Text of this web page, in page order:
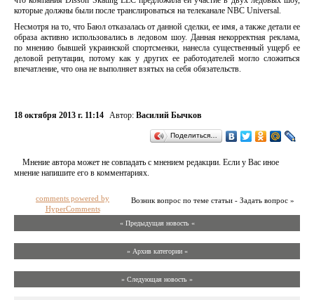
которые должны были после транслироваться на телеканале NBC Universal.
Несмотря на то, что Баюл отказалась от данной сделки, ее имя, а также детали ее
образа активно использовались в ледовом шоу. Данная некорректная реклама,
по мнению бывшей украинской спортсменки, нанесла существенный ущерб ее
деловой репутации, потому как у других ее работодателей могло сложиться
впечатление, что она не выполняет взятых на себя обязательств.
18 октября 2013 г. 11:14 Автор: Василий Бычков
Поделиться…
Мнение автора может не совпадать с мнением редакции. Если у Вас иное
мнение напишите его в комментариях.
Возник вопрос по теме статьи - Задать вопрос »
comments powered by
HyperComments
« Предыдущая новость «
» Архив категории «
» Следующая новость »